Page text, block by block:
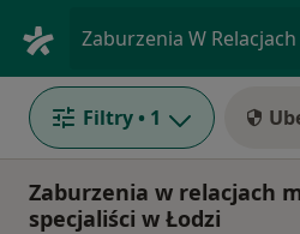
Filtry • 1
Zaburzenia w relacjach
specjaliści w Łodzi